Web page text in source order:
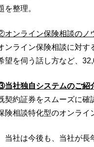
を整理。
オンライン保険相談のノ
ンライン保険相談に対す
望を伺う話し方など、
当社独自システムのご紹
契約証券をスムーズに
険相談特化型のオンライ
当社は今後も、当社が長